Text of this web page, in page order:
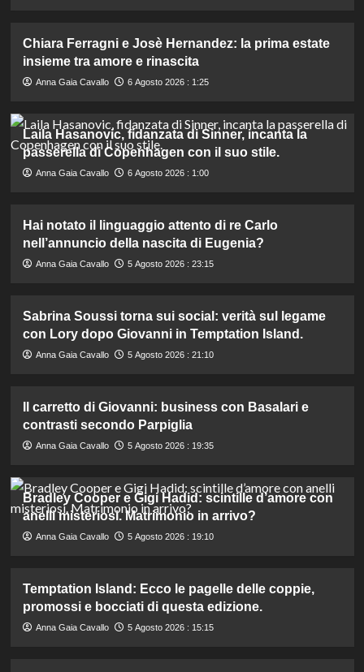
Chiara Ferragni e Josè Hernandez: la prima estate
insieme tra amore e rinascita
Anna Gaia Cavallo 6 Agosto 2026 : 1:25
Laila Hasanovic, fidanzata di Sinner, incanta la
passerella di Copenhagen con il suo stile.
Anna Gaia Cavallo 6 Agosto 2026 : 1:00
Hai notato il linguaggio attento di re Carlo
nell’annuncio della nascita di Eugenia?
Anna Gaia Cavallo 5 Agosto 2026 : 23:15
Sabrina Soussi torna sui social: verità sul legame
con Lory dopo Giovanni in Temptation Island.
Anna Gaia Cavallo 5 Agosto 2026 : 21:10
Il carretto di Giovanni: business con Basalari e
contrasti secondo Parpiglia
Anna Gaia Cavallo 5 Agosto 2026 : 19:35
Bradley Cooper e Gigi Hadid: scintille d’amore con
anelli misteriosi. Matrimonio in arrivo?
Anna Gaia Cavallo 5 Agosto 2026 : 19:10
Temptation Island: Ecco le pagelle delle coppie,
promossi e bocciati di questa edizione.
Anna Gaia Cavallo 5 Agosto 2026 : 15:15